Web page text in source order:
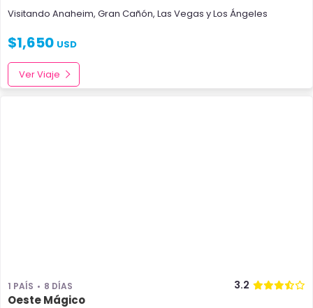
Visitando Anaheim, Gran Cañón, Las Vegas yLos Ángeles
$1,650 USD
Ver Viaje
1 PAÍS 8 DÍAS 3.2
Oeste Mágico